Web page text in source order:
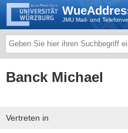
JMU Mail- und
Banck Michael
Vertreten in